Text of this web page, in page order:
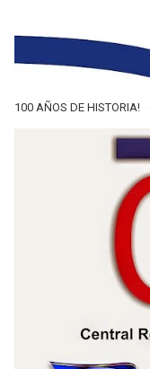
100 AÑOS DE HISTORIA!